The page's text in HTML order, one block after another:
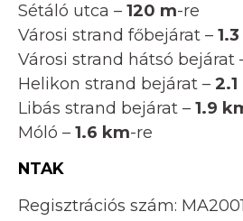
Sétáló utca – 120 m-re
Városi strand főbejárat –
Városi strand hátsó bejárat
Helikon strand bejárat –
Libás strand bejárat – 1.9
Móló – 1.6 km-re
NTAK
Regisztrációs szám: